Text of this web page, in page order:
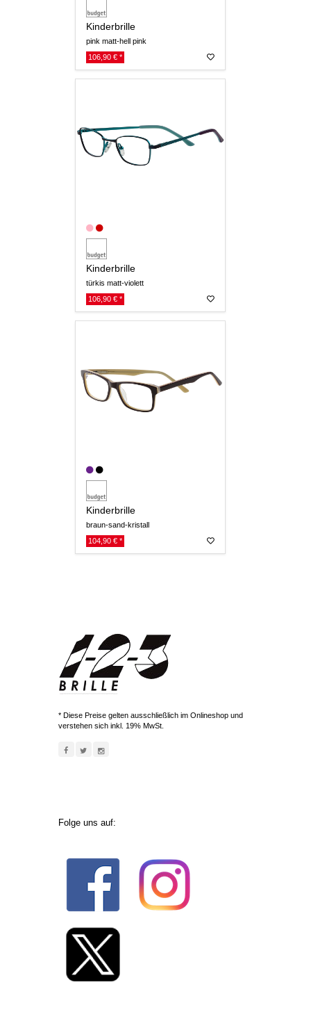
Kinderbrille
pink matt-hell pink
106,90 € *
Kinderbrille
türkis matt-violett
106,90 € *
Kinderbrille
braun-sand-kristall
104,90 € *
* Diese Preise gelten ausschließlich im Onlineshop und
verstehen sich inkl. 19% MwSt.
Folge uns auf: